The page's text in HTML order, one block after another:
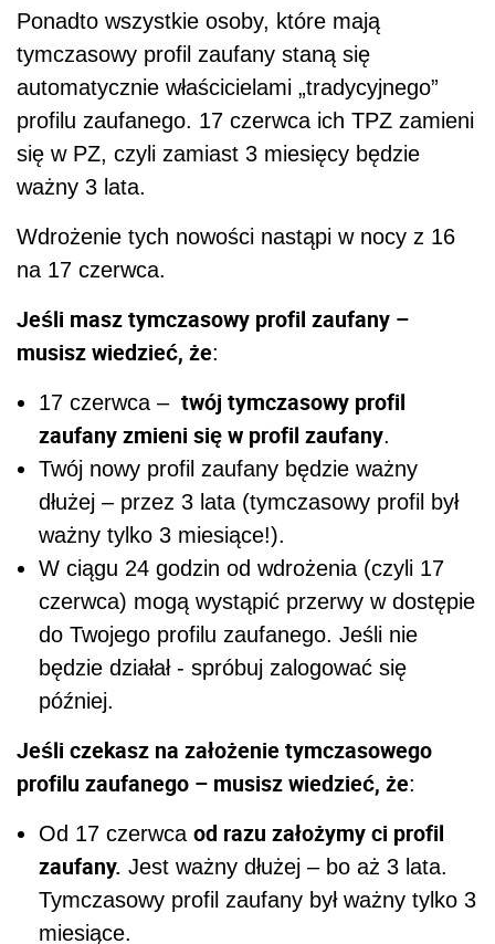
Ponadto wszystkie osoby, które mają
tymczasowy profil zaufany staną się
automatycznie właścicielami „tradycyjnego”
profilu zaufanego. 17 czerwca ich TPZ zamieni
się w PZ, czyli zamiast 3 miesięcy będzie
ważny 3 lata.
Wdrożenie tych nowości nastąpi w nocy z 16
na 17 czerwca.
Jeśli masz tymczasowy profil zaufany –
musisz wiedzieć, że:
17 czerwca – twój tymczasowy profil
zaufany zmieni się w profil zaufany.
Twój nowy profil zaufany będzie ważny
dłużej – przez 3 lata (tymczasowy profil był
ważny tylko 3 miesiące!).
W ciągu 24 godzin od wdrożenia (czyli 17
czerwca) mogą wystąpić przerwy w dostępie
do Twojego profilu zaufanego. Jeśli nie
będzie działał - spróbuj zalogować się
później.
Jeśli czekasz na założenie tymczasowego
profilu zaufanego – musisz wiedzieć, że:
Od 17 czerwca od razu założymy ci profil
zaufany. Jest ważny dłużej – bo aż 3 lata.
Tymczasowy profil zaufany był ważny tylko 3
miesiące.